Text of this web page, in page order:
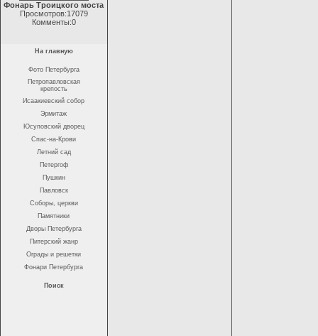
Фонарь Троицкого моста
Просмотров:17079
Комменты:0
На главную
Фото Петербурга
Петропавловская
крепость
Исаакиевский собор
Эрмитаж
Юсуповский дворец
Спас-на-Крови
Летний сад
Петергоф
Пушкин
Павловск
Соборы, церкви
Памятники
Дворы Петербурга
Питерский жанр
Ограды и решетки
Фонари Петербурга
Поиск